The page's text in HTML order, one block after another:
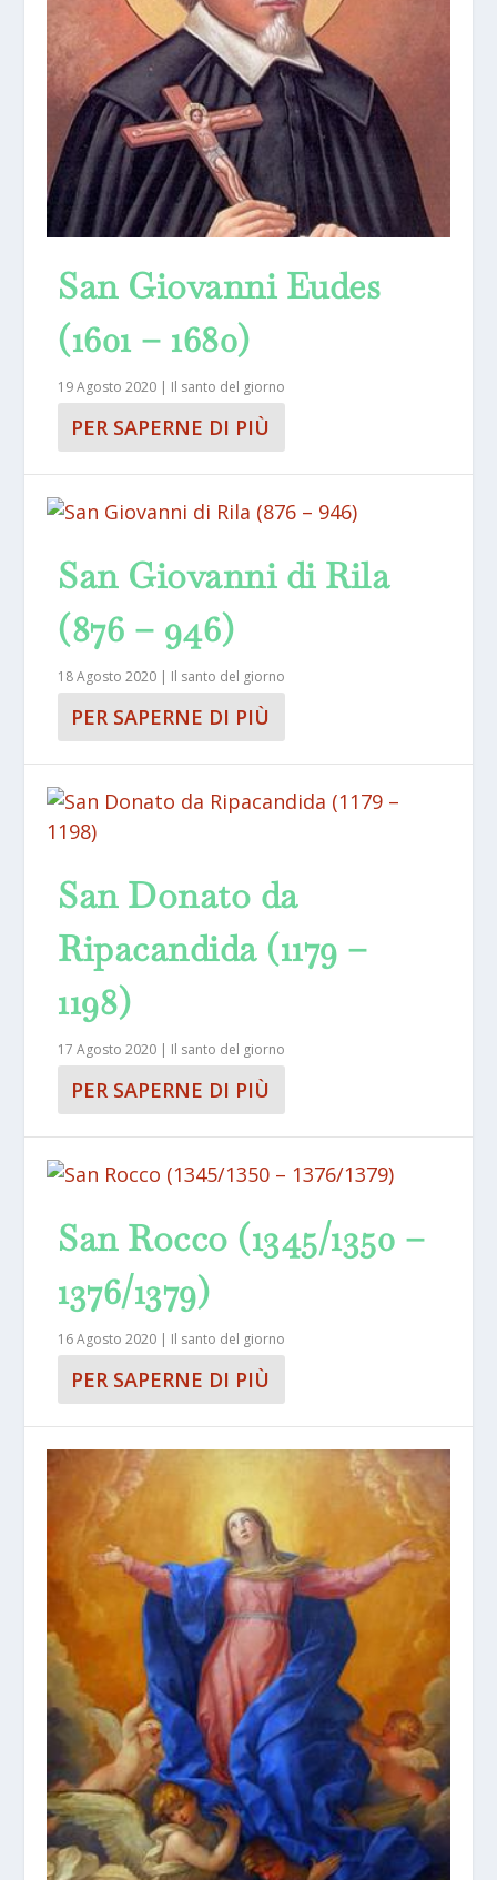
San Giovanni Eudes
(1601 – 1680)
19 Agosto 2020 | Il santo del giorno
PER SAPERNE DI PIÙ
San Giovanni di Rila
(876 – 946)
18 Agosto 2020 | Il santo del giorno
PER SAPERNE DI PIÙ
San Donato da
Ripacandida (1179 –
1198)
17 Agosto 2020 | Il santo del giorno
PER SAPERNE DI PIÙ
San Rocco (1345/1350 –
1376/1379)
16 Agosto 2020 | Il santo del giorno
PER SAPERNE DI PIÙ